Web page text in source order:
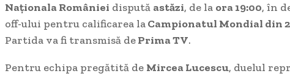
Naționala României dispută astăzi, de la ora 19:00, în
off-ului pentru calificarea laCampionatul Mondial din
Partida va fi transmisă dePrima TV.
Pentru echipa pregătită de Mircea Lucescu, duelul